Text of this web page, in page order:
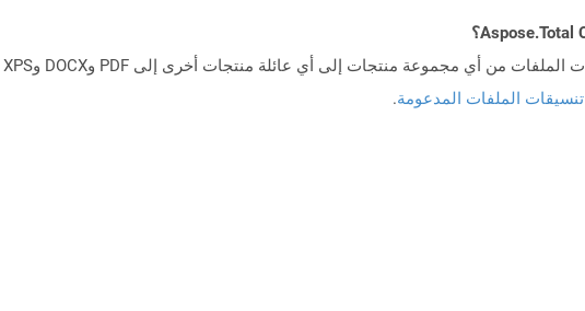
تنسيقات الملفات المدعومة.